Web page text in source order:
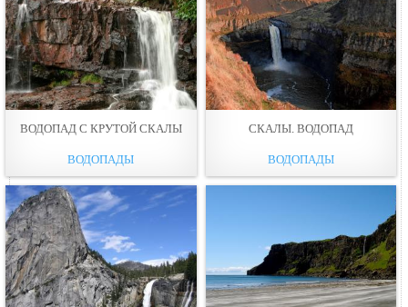
ВОДОПАД С КРУТОЙ СКАЛЫ
ВОДОПАДЫ
СКАЛЫ. ВОДОПАД
ВОДОПАДЫ